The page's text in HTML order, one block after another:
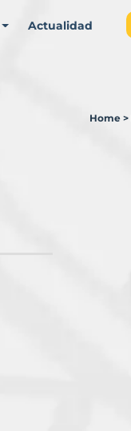
Actualidad
Home >